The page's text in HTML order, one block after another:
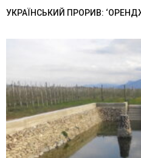
УКРАЇНСЬКИЙ ПРОРИВ: